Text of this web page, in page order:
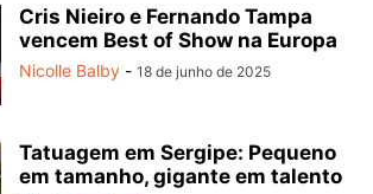
Cris Nieiro e Fernando Tampa
vencem Best of Show na Europa
Nicolle Balby - 18 de junho de 2025
Tatuagem em Sergipe: Pequeno
em tamanho, gigante em talento